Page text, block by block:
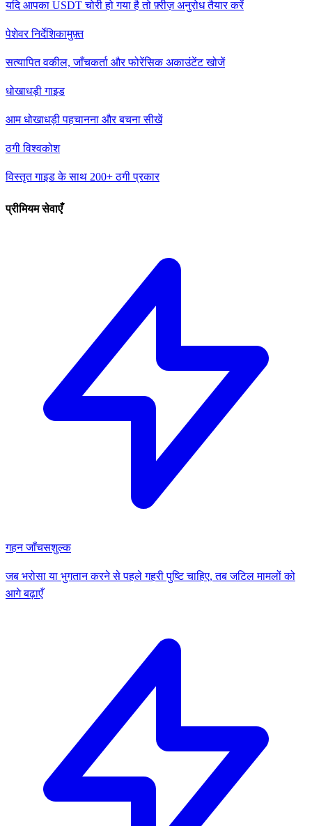
यदि आपका USDT चोरी हो गया है तो फ़्रीज़ अनुरोध तैयार करें
पेशेवर निर्देशिकामुफ़्त
सत्यापित वकील, जाँचकर्ता और फोरेंसिक अकाउंटेंट खोजें
धोखाधड़ी गाइड
आम धोखाधड़ी पहचानना और बचना सीखें
ठगी विश्वकोश
विस्तृत गाइड के साथ 200+ ठगी प्रकार
प्रीमियम सेवाएँ
गहन जाँचसशुल्क
जब भरोसा या भुगतान करने से पहले गहरी पुष्टि चाहिए, तब जटिल मामलों को
आगे बढ़ाएँ